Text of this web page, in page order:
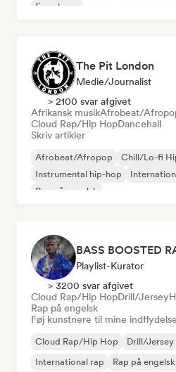
Fransk rap
The Pit London
Medie/journalist
> 2100 svar afgivet
Afrikansk musikAfrobeat/
Cloud Rap/Hip HopDancehall
Skriv artikler
Afrobeat/Afropop Chill/Lo-fi
Instrumental hip-hop
Rap på engelsk
BASS BOOSTED
Playlist-Kurator
> 3200 svar afgivet
Cloud Rap/Hip HopDrill/Jersey
Rap på engelsk
Føj kunstnere til mine
Cloud Rap/Hip Hop Drill/Jersey
International rap
Rap på engelsk